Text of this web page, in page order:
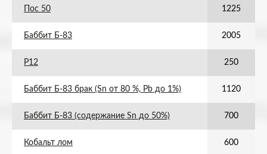
Пос 50 1225
Баббит Б-83 2005
Р12 250
Баббит Б-83 брак (Sn от 80 %, Pb до 1%) 1120
Баббит Б-83 (содержание Sn до 50%) 700
Кобальт лом 600